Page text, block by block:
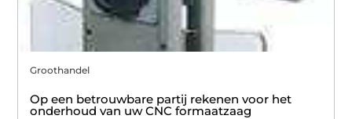
Groothandel
Op een betrouwbare partij rekenen voor het
onderhoud van uw CNC formaatzaag